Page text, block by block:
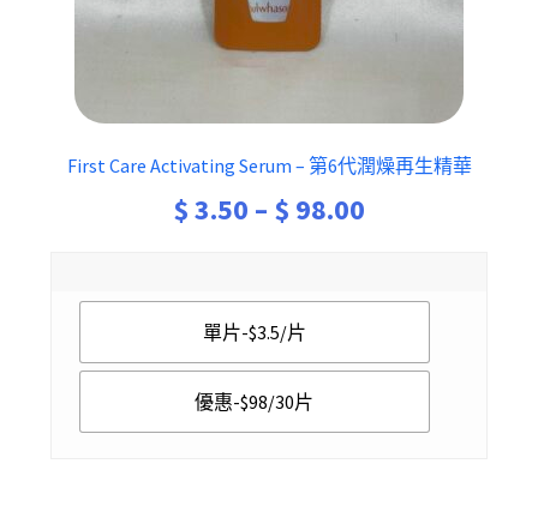
First Care Activating Serum – 第6代潤燥再生精華
$3.50 – $ 98.00
$ 3.50
單片-$3.5/片
優惠-$98/30片